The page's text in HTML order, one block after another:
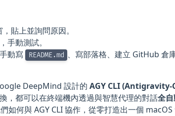
貼上並詢問原因。
手動測試。
動寫 README.md 、寫部落格、建立 GitHub 倉
DeepMind 設計的AGY CLI (Antigravity-
，都可以在終端機內透過與智慧代理的對話全
何與 AGY CLI 協作，從零打造出一個 macOS